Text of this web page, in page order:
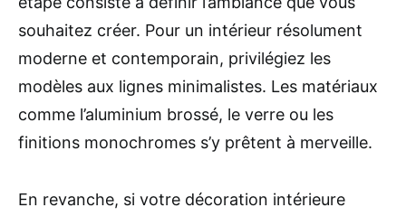
souhaitez créer. Pour un intérieur résolument
moderne et contemporain, privilégiez les
modèles aux lignes minimalistes. Les matériaux
comme l’aluminium brossé, le verre ou les
finitions monochromes s’y prêtent à merveille.
En revanche, si votre décoration intérieure